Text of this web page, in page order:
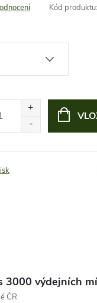
Kód produktu:
3000 výdejních
ČR